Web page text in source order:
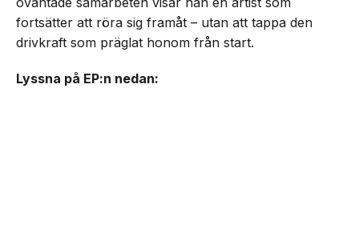
fortsätter att röra sig framåt – utan att tappa den
drivkraft som präglat honom från start.
Lyssna på EP:n nedan: